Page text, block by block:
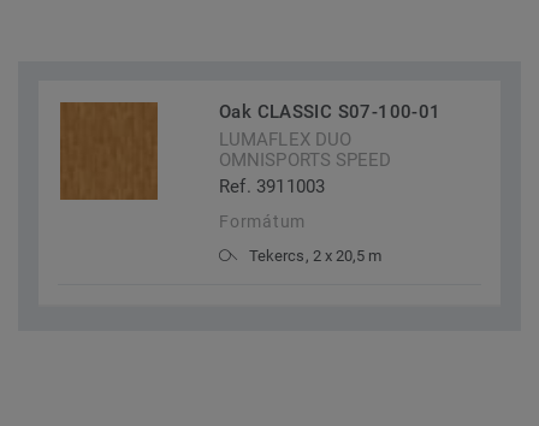
Oak CLASSIC S07-100-01
LUMAFLEX DUO
OMNISPORTS SPEED
Ref. 3911003
Formátum
Tekercs, 2 x 20,5 m